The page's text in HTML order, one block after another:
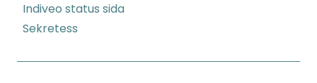
Indiveo status sida
Sekretess